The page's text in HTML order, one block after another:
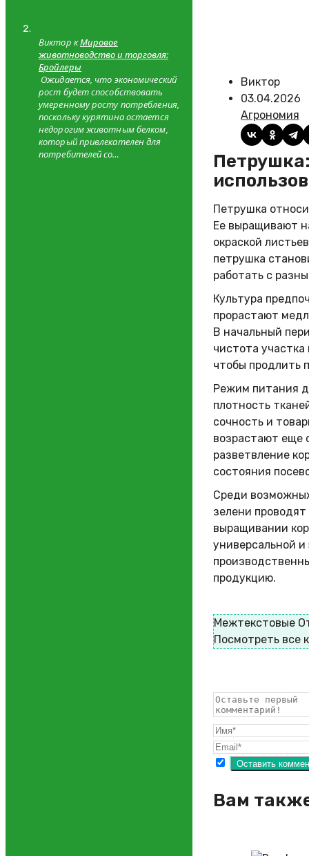
Виктор
03.04.2026
Агрономия
Петрушка: ароматная зелень с длительным периодом
Петрушка
Ее выращивают
окраской
петрушка
работать с
Культура
прорастают
В начальный
чистота
чтобы продлить
Режим питания
плотность
сочность и
возрастают еще
разветвление
состояния
Среди
зелени
выращивании
универсальной
продукцию.
Межтекстовые
Посмотреть все
Вам
Виктор кМировое
животноводство и торговля:
Бройлеры
Ожидается, что экономический
рост будет способствовать
умеренному росту потребления,
поскольку курятина остается
недорогим животным белком,
который привлекателен для
потребителей со…